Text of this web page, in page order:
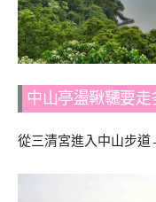
中山亭盪鞦韆要走
從三清宮進入中山步